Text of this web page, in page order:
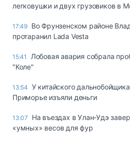
легковушки и двух грузовиков в
17:49 Во Фрунзенском районе
протаранил Lada Vesta
15:41
Лобовая авария собрала
"Коле"
13:54 У китайского
Приморье изъяли деньги
13:07
Ha въeздax в Улaн-Удэ
«yмныx» вecoв для фyp